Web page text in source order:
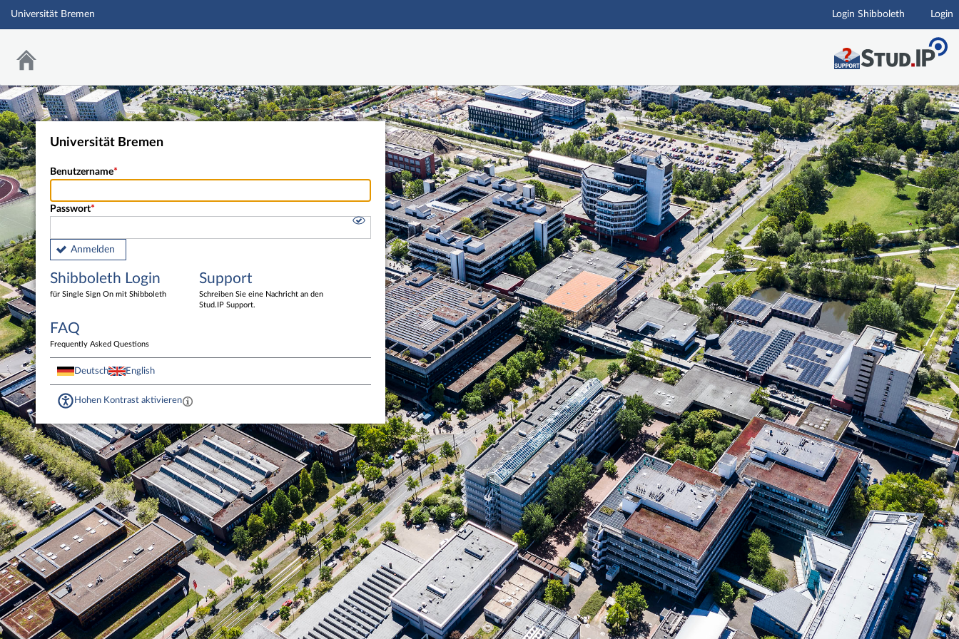
Hauptnavigation
Universität Bremen Login Shibboleth Login
Universität Bremen
Benutzername
Passwort
Anmelden
Shibboleth Login
für Single Sign On mit Shibboleth
Support
Schreiben Sie eine Nachricht an den
Stud.IP Support.
FAQ
Frequently Asked Questions
Deutsch English
Hohen Kontrast aktivieren